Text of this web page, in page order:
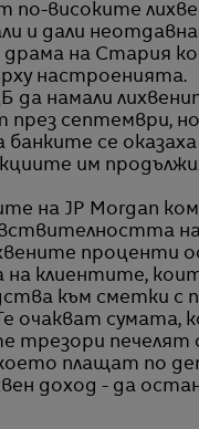
по-високите
и дали
драма на Стария
настроенията.
да намали
през септември,
банките се
им
на JP Morgan
проценти
на клиентите,
към сметки с
очакват сумата,
трезори
плащат по
доход - да